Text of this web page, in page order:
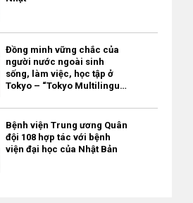
Đồng minh vững chắc của
người nước ngoài sinh
sống, làm việc, học tập ở
Tokyo – “Tokyo Multilingual
phí
Bệnh viện Trung ương Quân
đội 108 hợp tác với bệnh
viện đại học của Nhật Bản